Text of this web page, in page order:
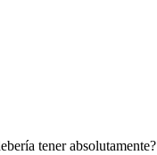
tener absolutamente?